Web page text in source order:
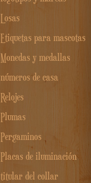
Losas
Etiquetas para mascotas
Monedas y medallas
números de casa
Relojes
Plumas
Pergaminos
Placas de iluminación
titular del collar